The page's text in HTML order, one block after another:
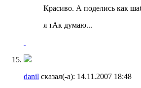
Красиво. А поделись как
я тАк думаю...
danil сказал(-а): 14.11.2007 18:48